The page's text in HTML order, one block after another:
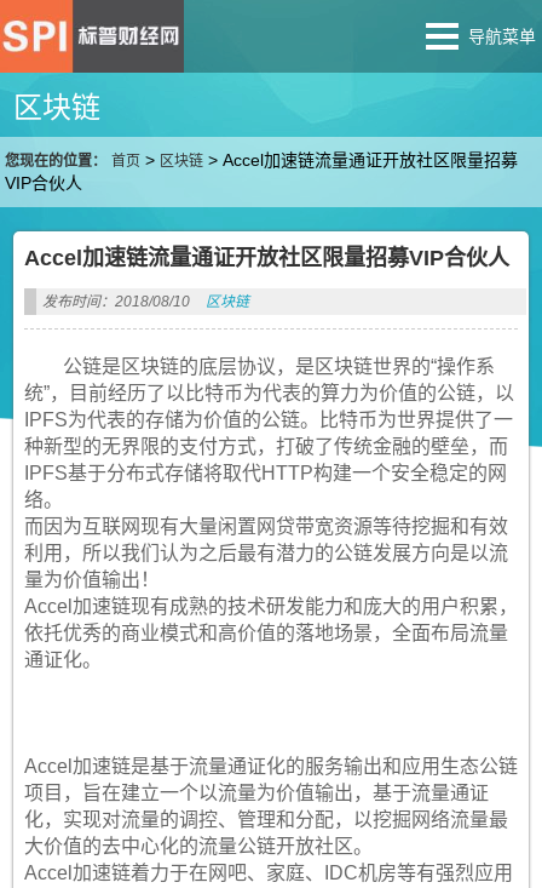
导航菜单
区块链
您现在的位置： 首页 > 区块链 >Accel加速链流量通证开放社区限量招募
VIP合伙人
Accel加速链流量通证开放社区限量招募VIP合伙人
发布时间：2018/08/10 区块链
公链是区块链的底层协议，是区块链世界的“操作系
统”，目前经历了以比特币为代表的算力为价值的公链，以
IPFS为代表的存储为价值的公链。比特币为世界提供了一
种新型的无界限的支付方式，打破了传统金融的壁垒，而
IPFS基于分布式存储将取代HTTP构建一个安全稳定的网
络。
而因为互联网现有大量闲置网贷带宽资源等待挖掘和有效
利用，所以我们认为之后最有潜力的公链发展方向是以流
量为价值输出！
Accel加速链现有成熟的技术研发能力和庞大的用户积累，
依托优秀的商业模式和高价值的落地场景，全面布局流量
通证化。
Accel加速链是基于流量通证化的服务输出和应用生态公链
项目，旨在建立一个以流量为价值输出，基于流量通证
化，实现对流量的调控、管理和分配，以挖掘网络流量最
大价值的去中心化的流量公链开放社区。
Accel加速链着力于在网吧、家庭、IDC机房等有强烈应用